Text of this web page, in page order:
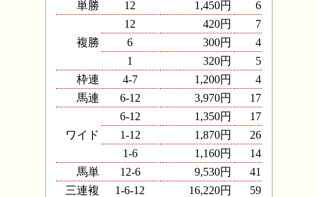
単勝
12 1,450円 6
複勝
12 420円
7
6
300円
4
1
320円
5
枠連
4-7 1,200円
4
馬連
6-12 3,970円 17
ワイド
6-12 1,350円
17
1-12
1,870円
26
1-6
1,160円
14
馬単
12-6 9,530円
41
三連複
1-6-12 16,220円
59